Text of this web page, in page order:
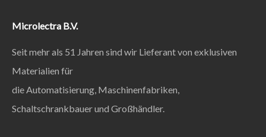
Microlectra B.V.
Seit mehr als 51 Jahren sind wir Lieferant von exklusiven
Materialien für
die Automatisierung, Maschinenfabriken,
Schaltschrankbauer und Großhändler.